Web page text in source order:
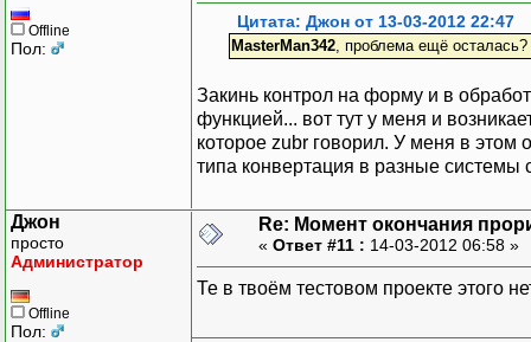
Offline
Пол:
Цитата: Джон от 13-03-2012 22:47
MasterMan342, проблема ещё
Закинь контрол на форму и в
функцией... вот тут у меня и
которое zubr говорил. У меня в этом
типа конвертация в разные системы
Джон
просто
Администратор
Offline
Пол:
Re: Момент окончания
« Ответ #11 : 14-03-2012 06:58 »
Те в твоём тестовом проекте этого